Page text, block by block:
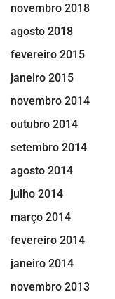
novembro 2018
agosto 2018
fevereiro 2015
janeiro 2015
novembro 2014
outubro 2014
setembro 2014
agosto 2014
julho 2014
março 2014
fevereiro 2014
janeiro 2014
novembro 2013